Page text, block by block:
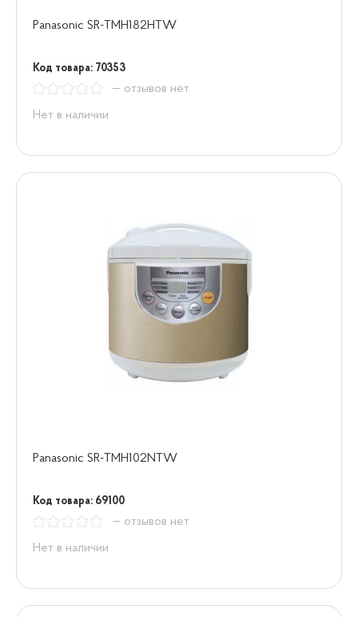
Panasonic SR-TMH182HTW
Код товара: 70353
— отзывов нет
Нет в наличии
Panasonic SR-TMH102NTW
Код товара: 69100
— отзывов нет
Нет в наличии